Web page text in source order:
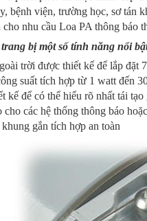
bệnh viện, trường học, sơ tán
nhu cầu Loa PA thông báo
bị một số tính năng nổi
trời được thiết kế để lắp đặt
suất tích hợp từ 1 watt đến
kế để có thể hiểu rõ nhất tái
cho các hệ thống thông báo
gắn tích hợp an toàn